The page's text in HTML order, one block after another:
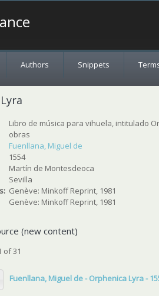
Authors Snippets
Libro de música para vihuela, intitulado
obras
Fuenllana, Miguel de
1554
Martín de Montesdeoca
Sevilla
Genève: Minkoff Reprint, 1981
Genève: Minkoff Reprint, 1981
(new content)
of 31
Fuenllana, Miguel de - Orphenica Lyra -